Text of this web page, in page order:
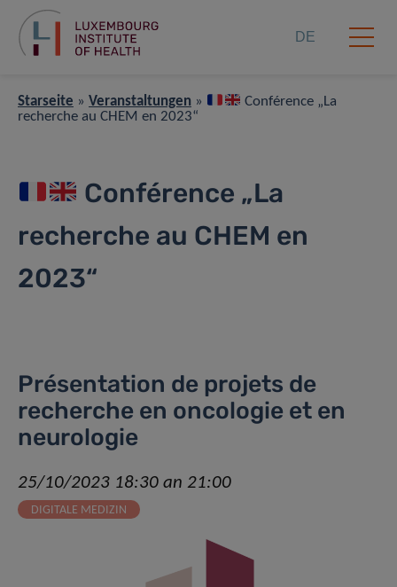
DE
Starseite » Veranstaltungen »
Conférence „La
recherche au CHEM en 2023“
Conférence „La
recherche au CHEM en
2023“
Présentation de projets de
recherche en oncologie et en
neurologie
25/10/2023 18:30 an 21:00
DIGITALE MEDIZIN